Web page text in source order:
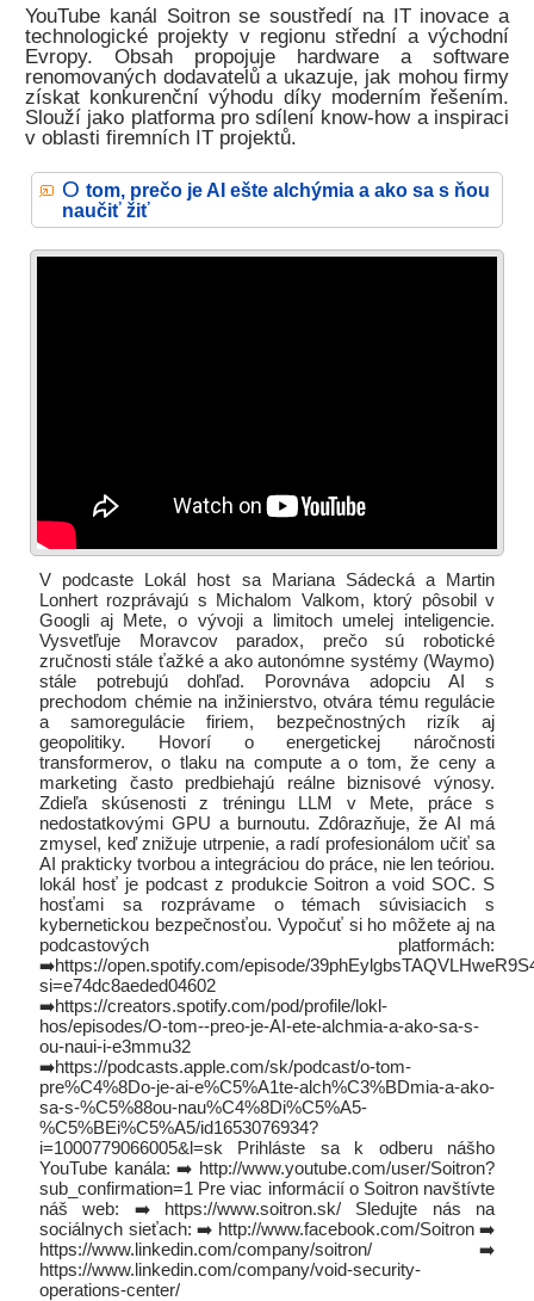
YouTube kanál Soitron se soustředí na IT inovace a
technologické projekty v regionu střední a východní
Evropy. Obsah propojuje hardware a software
renomovaných dodavatelů a ukazuje, jak mohou firmy
získat konkurenční výhodu díky moderním řešením.
Slouží jako platforma pro sdílení know-how a inspiraci
v oblasti firemních IT projektů.
O tom, prečo je AI ešte alchýmia a ako sa s ňou
naučiť žiť
V podcaste Lokál host sa Mariana Sádecká a Martin
Lonhert rozprávajú s Michalom Valkom, ktorý pôsobil v
Googli aj Mete, o vývoji a limitoch umelej inteligencie.
Vysvetľuje Moravcov paradox, prečo sú robotické
zručnosti stále ťažké a ako autonómne systémy (Waymo)
stále potrebujú dohľad. Porovnáva adopciu AI s
prechodom chémie na inžinierstvo, otvára tému regulácie
a samoregulácie firiem, bezpečnostných rizík aj
geopolitiky. Hovorí o energetickej náročnosti
transformerov, o tlaku na compute a o tom, že ceny a
marketing často predbiehajú reálne biznisové výnosy.
Zdieľa skúsenosti z tréningu LLM v Mete, práce s
nedostatkovými GPU a burnoutu. Zdôrazňuje, že AI má
zmysel, keď znižuje utrpenie, a radí profesionálom učiť sa
AI prakticky tvorbou a integráciou do práce, nie len teóriou.
lokál hosť je podcast z produkcie Soitron a void SOC. S
hosťami sa rozprávame o témach súvisiacich s
kybernetickou bezpečnosťou. Vypočuť si ho môžete aj na
podcastových platformách:
➡️https://open.spotify.com/episode/
si=e74dc8aeded04602
➡️https://creators.spotify.com/pod/profile/lokl-
hos/episodes/O-tom--preo-je-AI-ete-alchmia-a-ako-sa-s-
ou-naui-i-e3mmu32
➡️https://podcasts.apple.com/sk/podcast/o-tom-
pre%C4%8Do-je-ai-e%C5%A1te-alch%C3%BDmia-a-ako-
sa-s-%C5%88ou-nau%C4%8Di%C5%A5-
%C5%BEi%C5%A5/id1653076934?
i=1000779066005&l=sk Prihláste sa k odberu nášho
YouTube kanála: ➡️ http://www.youtube.com/user/Soitron?
sub_confirmation=1 Pre viac informácií o Soitron navštívte
náš web: ➡️ https://www.soitron.sk/ Sledujte nás na
sociálnych sieťach: ➡️ http://www.facebook.com/Soitron ➡️
https://www.linkedin.com/company/soitron/ ➡️
https://www.linkedin.com/company/void-security-
operations-center/